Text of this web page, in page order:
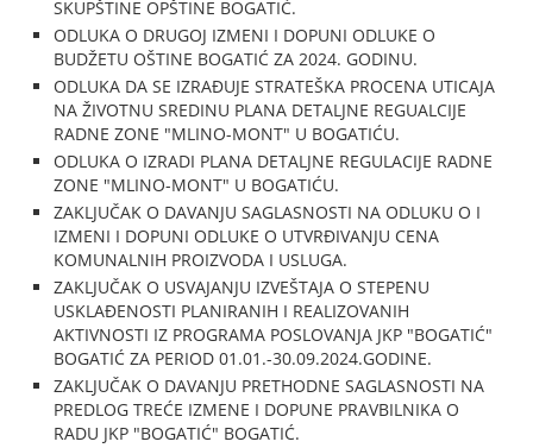
SKUPŠTINE OPŠTINE BOGATIĆ.
ODLUKA O DRUGOJ IZMENI I DOPUNI ODLUKE O
BUDŽETU OŠTINE BOGATIĆ ZA 2024. GODINU.
ODLUKA DA SE IZRAĐUJE STRATEŠKA PROCENA UTICAJA
NA ŽIVOTNU SREDINU PLANA DETALJNE REGUALCIJE
RADNE ZONE "MLINO-MONT" U BOGATIĆU.
ODLUKA O IZRADI PLANA DETALJNE REGULACIJE RADNE
ZONE "MLINO-MONT" U BOGATIĆU.
ZAKLJUČAK O DAVANJU SAGLASNOSTI NA ODLUKU O I
IZMENI I DOPUNI ODLUKE O UTVRĐIVANJU CENA
KOMUNALNIH PROIZVODA I USLUGA.
ZAKLJUČAK O USVAJANJU IZVEŠTAJA O STEPENU
USKLAĐENOSTI PLANIRANIH I REALIZOVANIH
AKTIVNOSTI IZ PROGRAMA POSLOVANJA JKP "BOGATIĆ"
BOGATIĆ ZA PERIOD 01.01.-30.09.2024.GODINE.
ZAKLJUČAK O DAVANJU PRETHODNE SAGLASNOSTI NA
PREDLOG TREĆE IZMENE I DOPUNE PRAVBILNIKA O
RADU JKP "BOGATIĆ" BOGATIĆ.